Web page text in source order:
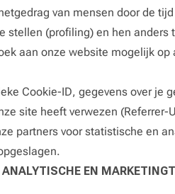
van mensen door de
(profiling) en hen anders
aan onze website mogelijk op
Cookie-ID, gegevens over je
site heeft verwezen (Referrer-
partners voor statistische en
EN